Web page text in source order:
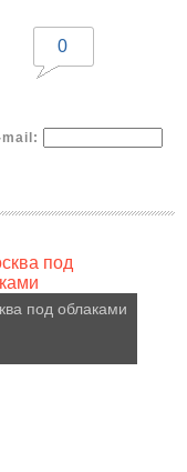
0
под облаками